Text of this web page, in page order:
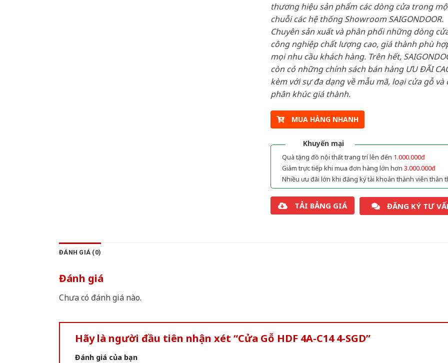
thương hiệu sản phẩm các dòng cửa trong
chuỗi các hệ thống Showroom SAIGONDOOR.
Chuyên sản xuất và phân phối những dòng
công nghiệp chất lượng cao, giá thành phù
mọi nhu cầu khách hàng. Trên hết,
còn có những chính sách bán hàng ƯU ĐÃI
kèm với sự đa dạng về mẫu mã, loại cửa gỗ và
phân khúc giá thành.
MUA HÀNG NHANH
Khuyến mại
Quà tặng đồ nội thất trang trí lên đến 1.000.000đ
Giảm trực tiếp khi mua đơn hàng lớn hơn 3.000.000đ
Nhiều ưu đãi lớn khi đăng ký tài khoản thành viên thân
TẢI BẢNG GIÁ ĐĂNG KÝ TƯ
ĐÁNH GIÁ (0)
Đánh giá
Chưa có đánh giá nào.
Hãy là người đầu tiên nhận xét “Cửa Gỗ HDF 4A-C14 4-SGD”
Đánh giá của bạn